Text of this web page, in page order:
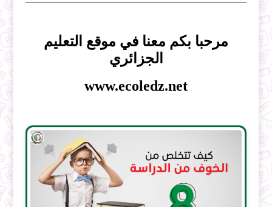
مرحبا بكم معنا في موقع التعليم
الجزائري
www.ecoledz.net